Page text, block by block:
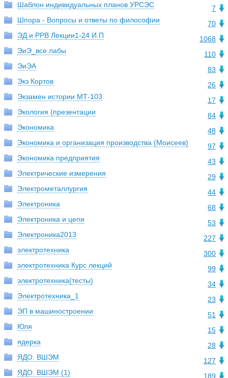
7
Шаблон индивидуальных планов УРСЭС
70
Шпора - Вопросы и ответы по философии
1068
ЭД и РРВ Лекции1-24 И.П
110
ЭиЭ_все лабы
83
ЭиЭА
26
Экз Кортов
17
Экзамен истории МТ-103
84
Экология (презентации
48
Экономика
97
Экономика и организация производства (Моисеев)
43
Экономика предприятия
29
Электрические измерения
44
Электрометаллургия
68
Электроника
53
Электроника и цепи
227
Электроника2013
300
электротехника
99
электротехника Курс лекций
34
электротехника(тесты)
23
Электротехника_1
51
ЭП в машиностроении
15
Юля
28
ядерка
127
ЯДО. ВШЭМ
189
ЯДО. ВШЭМ (1)